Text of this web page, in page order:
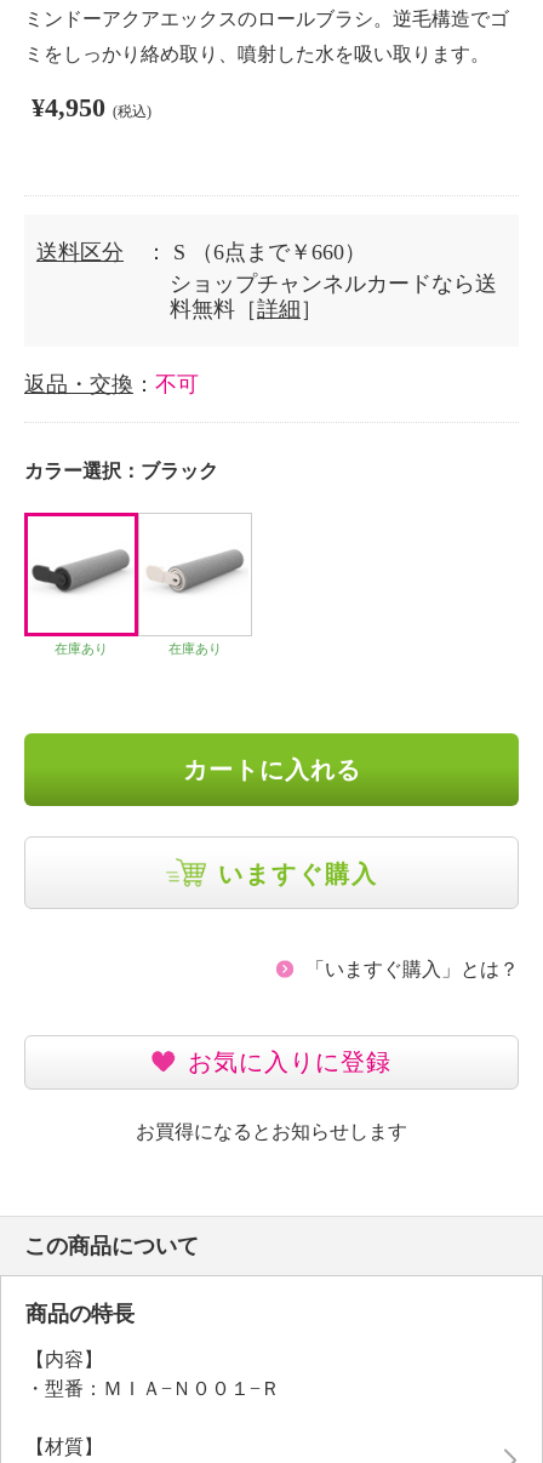
ミンドーアクアエックスのロールブラシ。逆毛構造でゴ
ミをしっかり絡め取り、噴射した水を吸い取ります。
¥4,950 (税込)
送料区分 ： S
（6点まで￥660）
ショップチャンネルカードなら送
料無料［詳細 ］
返品・交換 ： 不可
カラー選択： ブラック
在庫あり 在庫あり
カートに入れる
いますぐ購入
「いますぐ購入」とは？
お気に入りに登録
お買得になるとお知らせします
この商品について
商品の特長
【内容】
・型番：ＭＩＡ−Ｎ００１−Ｒ
【材質】